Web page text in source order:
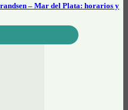
– Mar del Plata: horarios y